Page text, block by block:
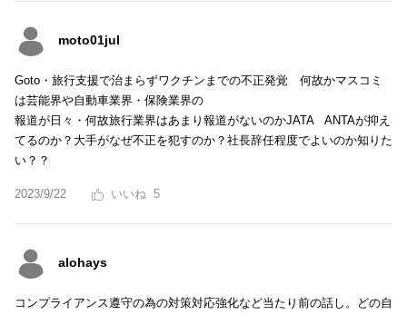
moto01jul
Goto・旅行支援で治まらずワクチンまでの不正発覚 何故かマスコミ
は芸能界や自動車業界・保険業界の
報道が日々・何故旅行業界はあまり報道がないのかJATA ANTAが抑え
てるのか？大手がなぜ不正を犯すのか？社長辞任程度でよいのか知りた
い？？
2023/9/22 5
alohays
コンプライアンス遵守の為の対策対応強化など当たり前の話し。どの自